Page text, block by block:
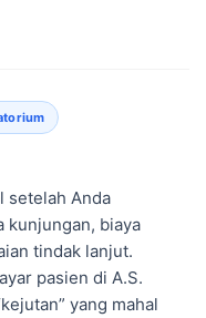
setelah Anda
kunjungan, biaya
tindak lanjut.
pasien di A.S.
yang mahal